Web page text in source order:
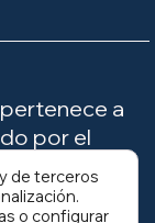
a
por el
y el
de terceros
o configurar